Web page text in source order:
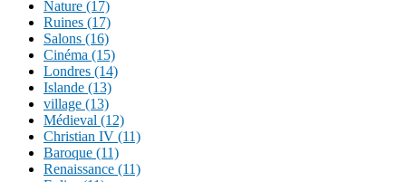
Nature (17)
Ruines (17)
Salons (16)
Cinéma (15)
Londres (14)
Islande (13)
village (13)
Médieval (12)
Christian IV (11)
Baroque (11)
Renaissance (11)